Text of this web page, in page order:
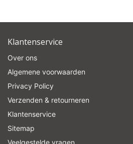
Klantenservice
Over ons
Algemene voorwaarden
Privacy Policy
Verzenden & retourneren
Klantenservice
Sitemap
Veelgestelde vragen